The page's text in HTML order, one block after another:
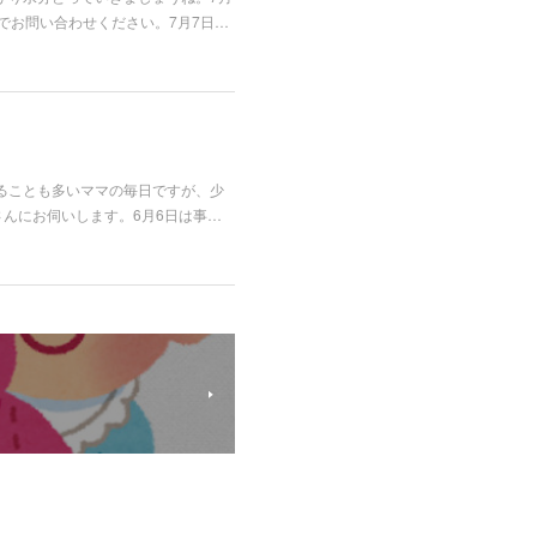
お問い合わせください。7月7日…
ことも多いママの毎日ですが、少
にお伺いします。6月6日は事…